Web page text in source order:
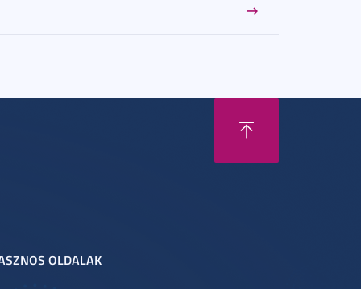
OLDALAK